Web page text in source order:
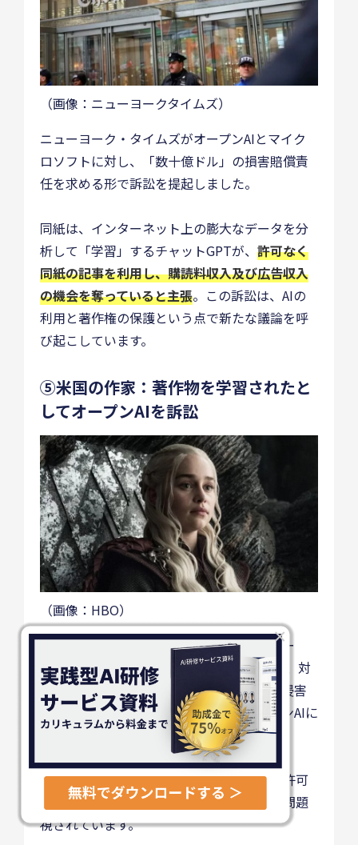
（画像：ニューヨークタイムズ）
ニューヨーク・タイムズがオープンAIとマイク
ロソフトに対し、「数十億ドル」の損害賠償責
任を求める形で訴訟を提起しました。
同紙は、インターネット上の膨大なデータを分
析して「学習」するチャットGPTが、 許可なく
同紙の記事を利用し、購読料収入及び広告収入
の機会を奪っていると主張。この訴訟は、AIの
利用と著作権の保護という点で新たな議論を呼
び起こしています。
⑤米国の作家：著作物を学習されたと
してオープンAIを訴訟
（画像：HBO）
「ゲーム・オブ・スローンズ」の作者ジョー
ジ・R・R・マーティン氏などの作家たちは、対
話型AI「チャットGPT」が自身の著作権を侵害
しているとして、その開発元であるオープンAIに
対して訴訟を起こしました。
この訴訟では、チャットGPTが作家たちの許可
なく著作物のデータを使用していることが問題
視されています。
×